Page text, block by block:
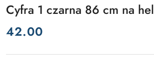
Cyfra 1 czarna 86 cm na hel
cena:
42.00